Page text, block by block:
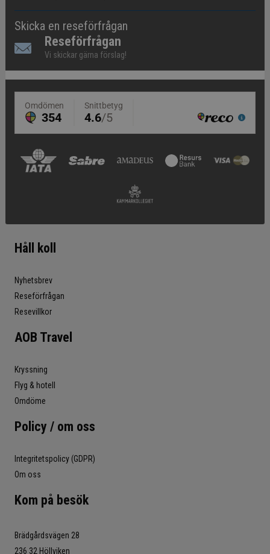
Skicka en reseförfrågan
Reseförfrågan
Vi skickar gärna förslag!
Håll koll
Nyhetsbrev
Reseförfrågan
Resevillkor
AOB Travel
Kryssning
Flyg & hotell
Omdöme
Policy / om oss
Integritetspolicy (GDPR)
Om oss
Kom på besök
Brädgårdsvägen 28
236 32 Höllviken